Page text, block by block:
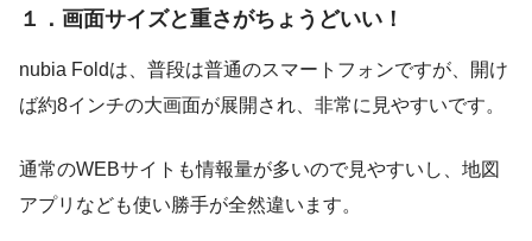
１．画面サイズと重さがちょうどいい！
nubia Foldは、普段は普通のスマートフォンですが、開け
ば約8インチの大画面が展開され、非常に見やすいです。
通常のWEBサイトも情報量が多いので見やすいし、地図
アプリなども使い勝手が全然違います。